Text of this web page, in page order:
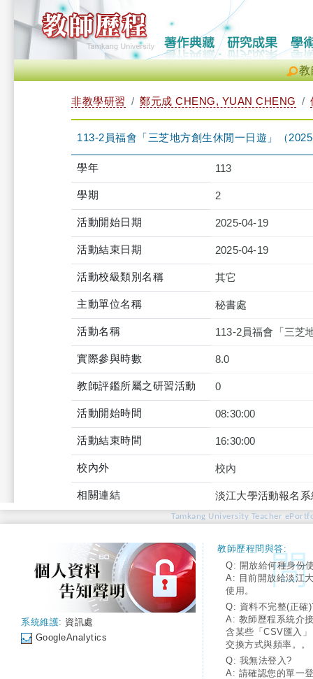
教
非教學研習 鄭元成 CHENG, YUAN CHENG
113-2員福會「三芝地方創生休閒一日遊」（
學年 113
學期 2
活動開始日期 2025-04-19
活動結束日期 2025-04-19
活動校級類別名稱 其它
主動單位名稱 秘書處
活動名稱 113-2員福會「三芝
實際參與時數 8.0
教師評鑑所屬之研習活動 0
活動開始時間 08:30:00
活動結束時間 16:30:00
校內外 校內
相關連結 淡江大學活動報名
Tamkang University Teacher
系統維護: 資訊處
GoogleAnalytics
教師歷程問與答:
Q: 開放給何種身份
A: 目前開放給淡江
使用。
Q: 資料不完整(正確
A: 教師歷程系統介
含某些「CSV匯入
交換方式與頻率。。
Q: 我無法登入?
A: 請確認您的單一